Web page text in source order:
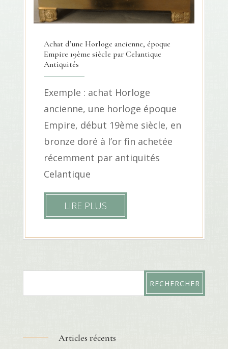
Achat d’une Horloge ancienne, époque
Empire 19ème siècle par Celantique
Antiquités
Exemple : achat Horloge
ancienne, une horloge époque
Empire, début 19ème siècle, en
bronze doré à l’or fin achetée
récemment par antiquités
Celantique
LIRE PLUS
Articles récents